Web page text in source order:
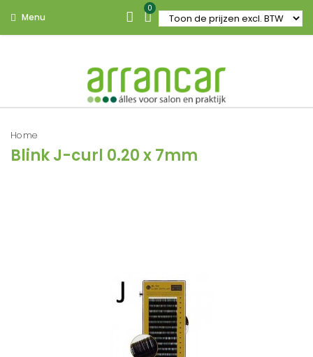
Menu
0
Home
Blink J-curl 0.20 x 7mm